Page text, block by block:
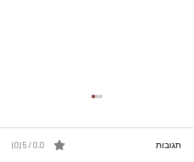
תגובות 0.0 / 5 ‏(0)